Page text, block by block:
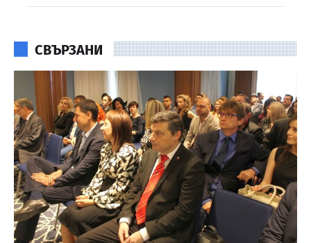
СВЪРЗАНИ